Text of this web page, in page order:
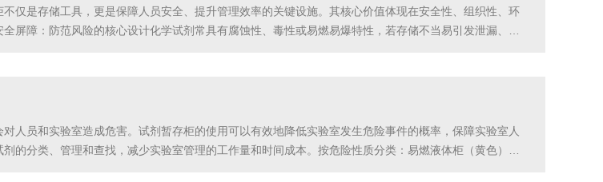
仅是存储工具，更是保障人员安全、提升管理效率的关键设施。其核心价值体现在安全性、组织性、环
屏障：防范风险的核心设计化学试剂常具有腐蚀性、毒性或易燃易爆特性，若存储不当易引发泄漏、火
人员和实验室造成危害。试剂暂存柜的使用可以有效地降低实验室发生危险事件的概率，保障实验室人
的分类、管理和查找，减少实验室管理的工作量和时间成本。按危险性质分类‌：‌易燃液体柜‌（黄色）：